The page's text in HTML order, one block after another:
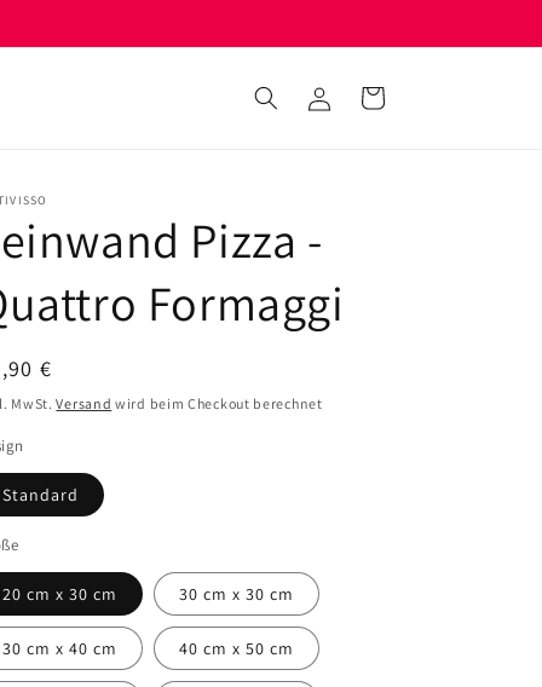
EinloggenWarenkorb
Pizza -
Formaggi
€
MwSt.Versand wird beim Checkout berechnet
Standard
20 cm x 30 cm 30 cm x 30 cm
30 cm x 40 cm 40 cm x 50 cm